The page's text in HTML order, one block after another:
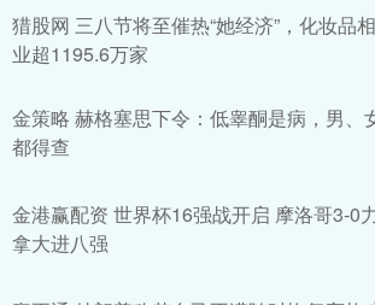
猎股网 三八节将至催热“她经济”，化妆品
业超1195.6万家
金策略 赫格塞思下令：低睾酮是病，男、
都得查
金港赢配资 世界杯16强战开启 摩洛哥3-0
拿大进八强